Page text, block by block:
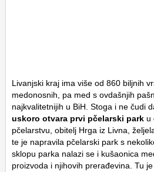
Livanjski kraj ima više od 860 biljnih
medonosnih, pa med s ovdašnjih
najkvalitetnijih u BiH. Stoga i ne čudi
uskoro otvara prvi pčelarski park u
pčelarstvu, obitelj Hrga iz Livna,
te je napravila pčelarski park s
sklopu parka nalazi se i kušaonica
proizvoda i njihovih prerađevina. Tu